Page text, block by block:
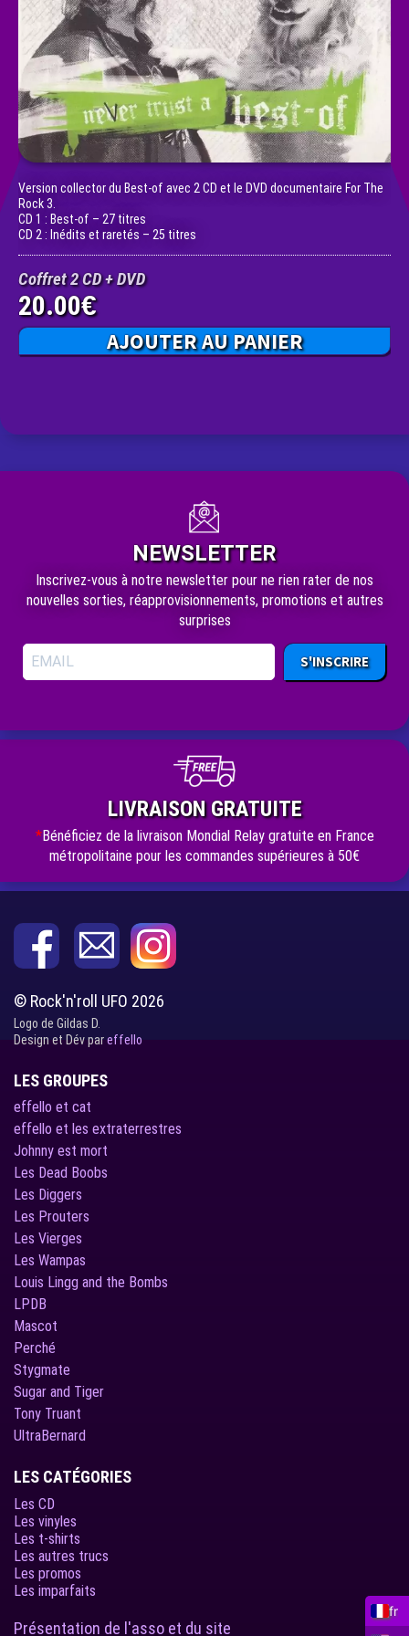
Version collector du Best-of avec 2 CD et le DVD documentaire For The
Rock 3.
CD 1 : Best-of – 27 titres
CD 2 : Inédits et raretés – 25 titres
Coffret 2 CD + DVD
20.00€
AJOUTER AU PANIER
NEWSLETTER
Inscrivez-vous à notre newsletter pour ne rien rater de nos
nouvelles sorties, réapprovisionnements, promotions et autres
surprises
S'INSCRIRE
LIVRAISON GRATUITE
*Bénéficiez de la livraison Mondial Relay gratuite en France
métropolitaine pour les commandes supérieures à 50€
© Rock'n'roll UFO 2026
Logo de Gildas D.
Design et Dév pareffello
LES GROUPES
effello et cat
effello et les extraterrestres
Johnny est mort
Les Dead Boobs
Les Diggers
Les Prouters
Les Vierges
Les Wampas
Louis Lingg and the Bombs
LPDB
Mascot
Perché
Stygmate
Sugar and Tiger
Tony Truant
UltraBernard
LES CATÉGORIES
Les CD
Les vinyles
Les t-shirts
Les autres trucs
Les promos
Les imparfaits
Présentation de l'asso et du site
fr